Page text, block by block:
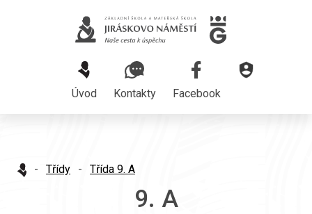
Úvod Kontakty Facebook
- Třídy - Třída 9. A
9. A